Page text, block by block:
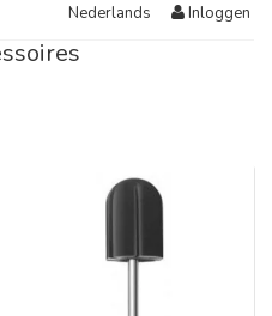
Nederlands Inloggen